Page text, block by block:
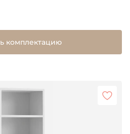
комплектацию